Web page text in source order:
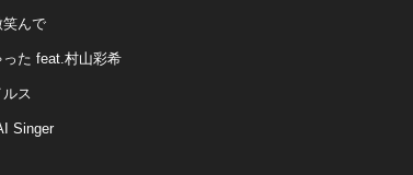
笑んで
た feat.村山彩希
ス
Singer